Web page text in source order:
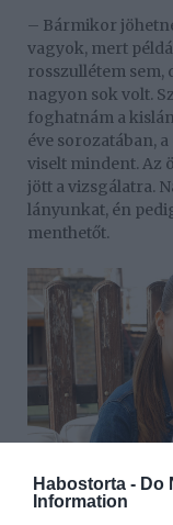
Habostorta - Do
Information
– Bármikor
vagyok, mert
rosszullétem sem,
nagyon sok volt.
foghatnám a
éve sorozatában,
viselt mindent. Az
jött a vizsgálatra.
lányunkat, én
menthetőt.